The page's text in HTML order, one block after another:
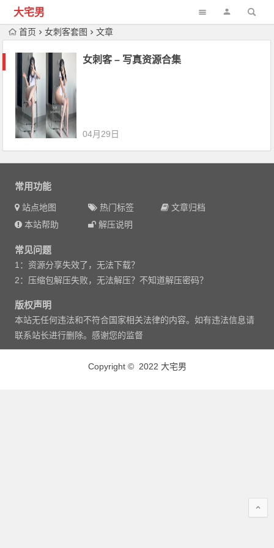
大宅男
首页 女刺客套图 文章
女刺客 – 写真资源合集
04月29日
常用功能
站点地图 热门标签
文章归档
本站帮助
解压说明
常见问题
1：资源分享失效了，无法下载？
2：压缩包解压失败，无法解压？不知道解压密码？
版权声明
本站无任何违法和不符合国家相关法律的内容。如有违法信息请
联系站长进行删除。感谢您的监督
Copyright © 2022 大宅男